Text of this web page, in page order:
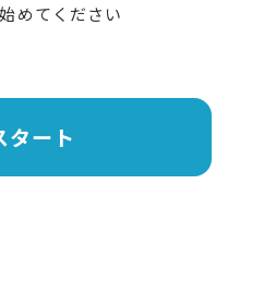
めてください
タート